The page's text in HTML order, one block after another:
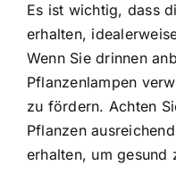
Es ist wichtig, dass
erhalten,
Wenn Sie drinnen
Pflanzenlampen
zu fördern. Achten
Pflanzen
erhalten, um gesund